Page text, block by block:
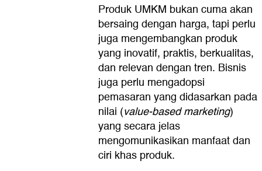
Produk UMKM bukan cuma akan
bersaing dengan harga, tapi perlu
juga mengembangkan produk
yang inovatif, praktis, berkualitas,
dan relevan dengan tren. Bisnis
juga perlu mengadopsi
pemasaran yang didasarkan pada
nilai (value-based marketing)
yang secara jelas
mengomunikasikan manfaat dan
ciri khas produk.